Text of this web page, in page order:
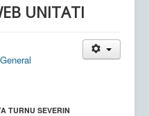
UNITATI
TURNU SEVERIN